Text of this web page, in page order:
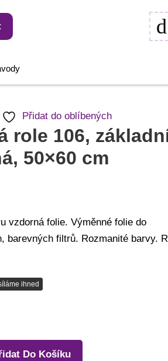
Přidat do oblíbených
role 106,
50×60 cm
vzdorná folie. Výměnné folie do
barevných filtrů. Rozmanité barvy.
ihned
Do Košíku